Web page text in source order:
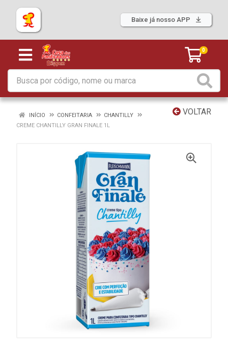
Baixe já nosso APP
0
VOLTAR
INÍCIO CONFEITARIA
CHANTILLY
CREME CHANTILLY GRAN FINALE 1L